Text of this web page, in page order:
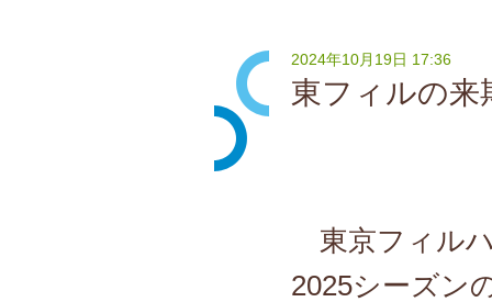
東フィルの来
2024年10月19日 17:36
東京フィル
2025シーズン